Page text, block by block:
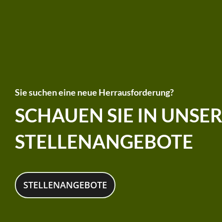
Sie suchen eine neue Herrausforderung?
SCHAUEN SIE IN
STELLENANGEBOTE
STELLENANGEBOTE